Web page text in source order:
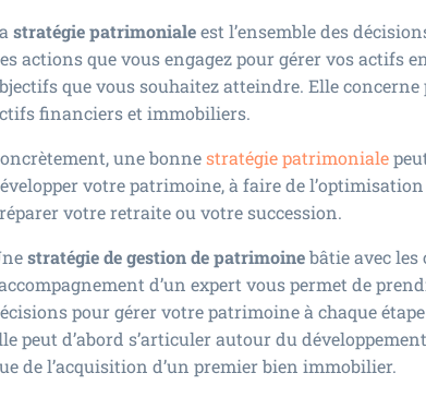
stratégie patrimonialeest l’ensemble des
actions que vous engagez pour gérer vos actifs
que vous souhaitez atteindre. Elle
financiers et immobiliers.
une bonnestratégie patrimoniale
votre patrimoine, à faire de l’optimisation
votre retraite ou votre succession.
stratégie de gestion de patrimoinebâtie avec les
d’un expert vous permet de
pour gérer votre patrimoine à chaque
peut d’abord s’articuler autour du
de l’acquisition d’un premier bien immobilier.